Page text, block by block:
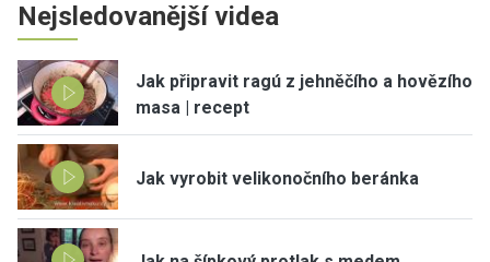
Nejsledovanější videa
Jak připravit ragú z jehněčího a hovězího
masa | recept
Jak vyrobit velikonočního beránka